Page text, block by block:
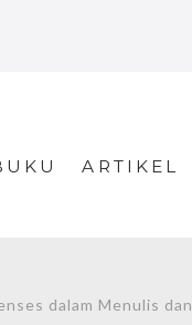
ARTIKEL
dalam Menulis